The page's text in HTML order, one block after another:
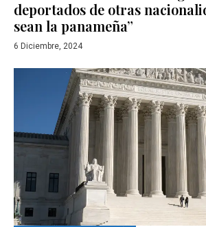
deportados de otras
sean la panameña”
6 Diciembre, 2024